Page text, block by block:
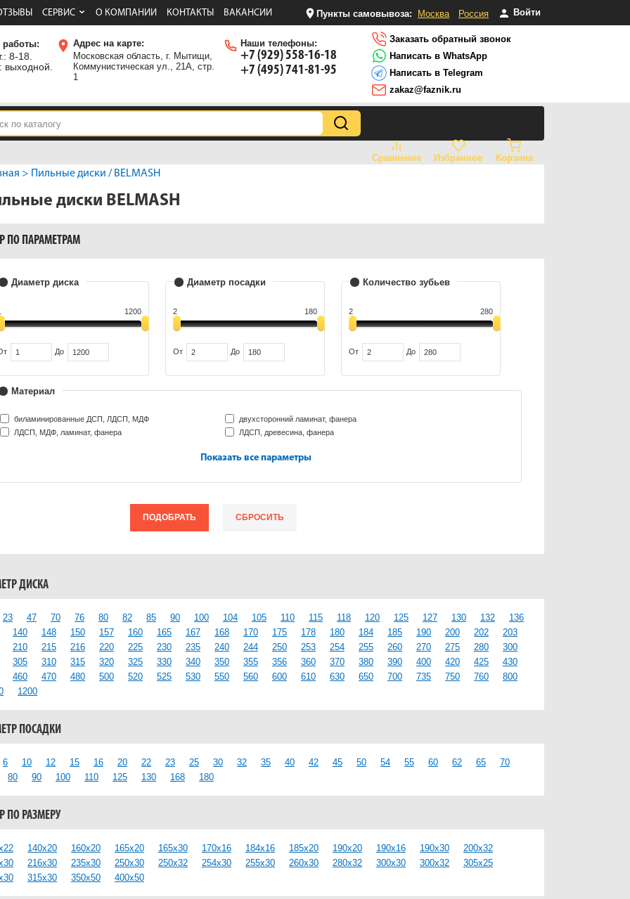
СЕРВИС О КОМПАНИИ КОНТАКТЫ ВАКАНСИИ Пункты самовывоза: Москва Россия Войти
работы:
8-18.
выходной.
Адрес на карте:
Московская область, г. Мытищи,
Коммунистическая ул., 21А, стр.
1
Наши телефоны:
+7 (929) 558-16-18
+7 (495) 741-81-95
Заказать обратный звонок
Написать в WhatsApp
Написать в Telegram
zakaz@faznik.ru
Сравнение Избранное Корзина
> Пильные диски / BELMASH
диски BELMASH
ПО ПАРАМЕТРАМ
Диаметр диска
1200
До
Диаметр посадки
2 180
От До
Количество зубьев
2 280
От До
Материал
биламинированные ДСП, ЛДСП, МДФ
двухсторонний ламинат, фанера
ЛДСП, МДФ, ламинат, фанера
ЛДСП, древесина, фанера
Показать все параметры
ПОДОБРАТЬ СБРОСИТЬ
ДИСКА
23 47 70 76 80 82 85 90 100 104 105 110 115 118 120 125 127 130 132
136
140
148 150 157 160 165 167 168 170 175 178 180 184 185 190 200 202
203
210
215 216 220 225 230 235 240 244 250 253 254 255 260 270 275 280
300
305
310 315 320 325 330 340 350 355 356 360 370 380 390 400 420 425
430
460
470 480 500 520 525 530 550 560 600 610 630 650 700 735 750 760
800
1200
ПОСАДКИ
6 10 12 15 16 20 22 23 25 30 32 35 40 42 45 50 54 55 60 62 65
70
80
90 100 110 125 130 168 180
ПО РАЗМЕРУ
140x20 160x20 165x20 165x30 170x16 184x16 185x20 190x20 190x16 190x30
200x32
216x30 235x30 250x30 250x32 254x30 255x30 260x30 280x32 300x30 300x32
305x25
315x30 350x50 400x50